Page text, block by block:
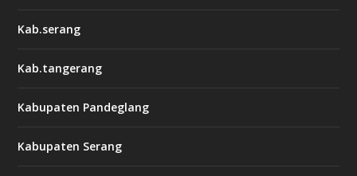
Kab.serang
Kab.tangerang
Kabupaten Pandeglang
Kabupaten Serang